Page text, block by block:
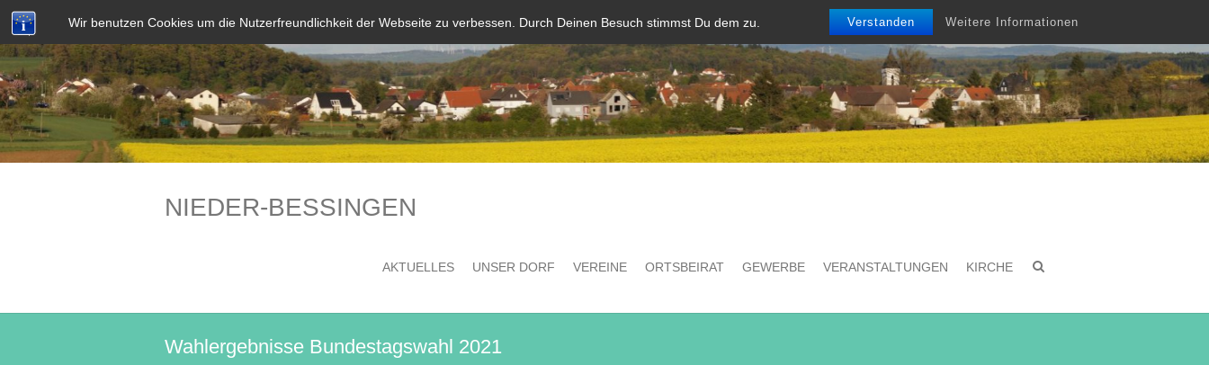
Wir benutzen Cookies um die Nutzerfreundlichkeit der Webseite zu verbessen. Durch Deinen Besuch stimmst Du dem zu. Verstanden Weitere Informationen
NIEDER-BESSINGEN
AKTUELLES UNSER DORF VEREINE ORTSBEIRAT GEWERBE VERANSTALTUNGEN KIRCHE
Wahlergebnisse Bundestagswahl 2021